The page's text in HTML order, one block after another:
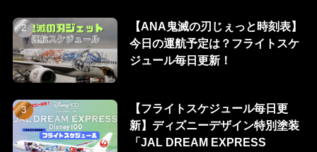
【ANA鬼滅の刃じぇっと時刻表】
今日の運航予定は？フライトスケ
ジュール毎日更新！
【フライトスケジュール毎日更
新】ディズニーデザイン特別塗装
「JAL DREAM EXPRESS